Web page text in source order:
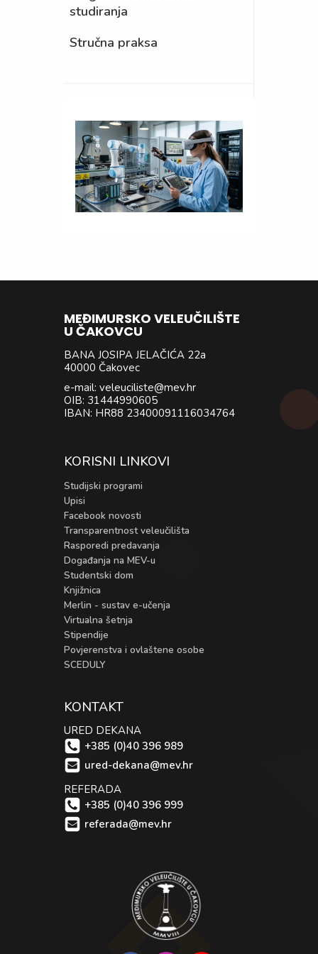
studiranja
Stručna praksa
MEĐIMURSKO VELEUČILIŠTE
U ČAKOVCU
BANA JOSIPA JELAČIĆA 22a
40000 Čakovec
e-mail: veleuciliste@mev.hr
OIB: 31444990605
IBAN: HR88 23400091116034764
KORISNI LINKOVI
Studijski programi
Upisi
Facebook novosti
Transparentnost veleučilišta
Rasporedi predavanja
Događanja na MEV-u
Studentski dom
Knjižnica
Merlin - sustav e-učenja
Virtualna šetnja
Stipendije
Povjerenstva i ovlaštene osobe
SCEDULY
KONTAKT
URED DEKANA
+385 (0)40 396 989
ured-dekana@mev.hr
REFERADA
+385 (0)40 396 999
referada@mev.hr